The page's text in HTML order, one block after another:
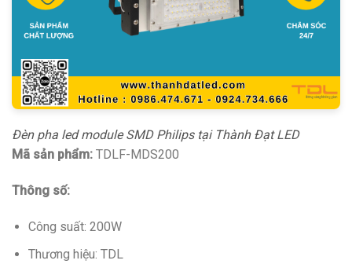
Đèn pha led module SMD Philips tại Thành Đạt LED
Mã sản phẩm: TDLF-MDS200
Thông số:
Công suất: 200W
Thương hiệu: TDL